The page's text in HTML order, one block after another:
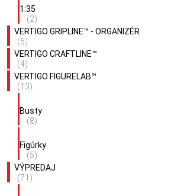
1:35
(2)
VERTIGO GRIPLINE™ - ORGANIZÉR
(5)
VERTIGO CRAFTLINE™
(4)
VERTIGO FIGURELAB™
(13)
Busty
(8)
Figúrky
(5)
VÝPREDAJ
(71)